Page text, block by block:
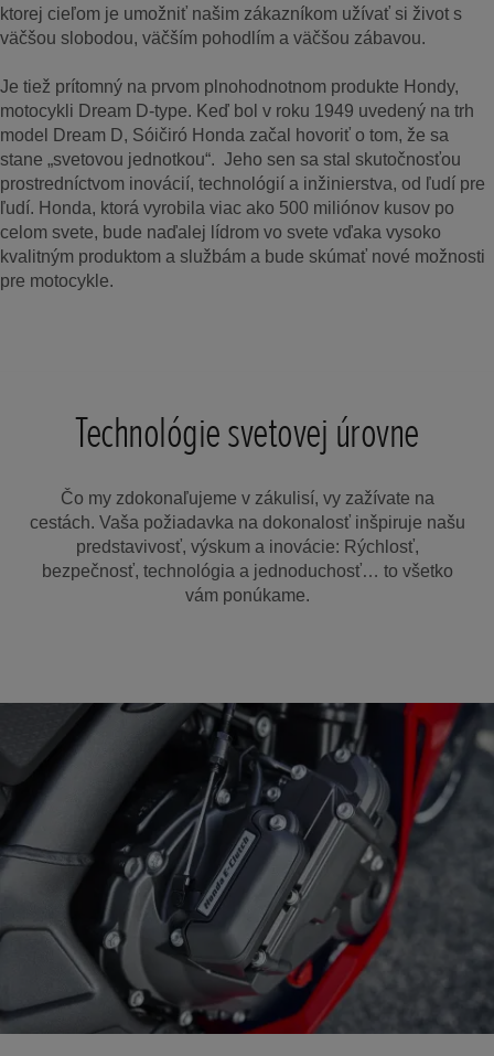
ktorej cieľom je umožniť našim zákazníkom užívať si život s
väčšou slobodou, väčším pohodlím a väčšou zábavou.
Je tiež prítomný na prvom plnohodnotnom produkte Hondy,
motocykli Dream D-type. Keď bol v roku 1949 uvedený na trh
model Dream D, Sóičiró Honda začal hovoriť o tom, že sa
stane „svetovou jednotkou“. Jeho sen sa stal skutočnosťou
prostredníctvom inovácií, technológií a inžinierstva, od ľudí pre
ľudí. Honda, ktorá vyrobila viac ako 500 miliónov kusov po
celom svete, bude naďalej lídrom vo svete vďaka vysoko
kvalitným produktom a službám a bude skúmať nové možnosti
pre motocykle.
Technológie svetovej úrovne
Čo my zdokonaľujeme v zákulisí, vy zažívate na
cestách. Vaša požiadavka na dokonalosť inšpiruje našu
predstavivosť, výskum a inovácie: Rýchlosť,
bezpečnosť, technológia a jednoduchosť… to všetko
vám ponúkame.